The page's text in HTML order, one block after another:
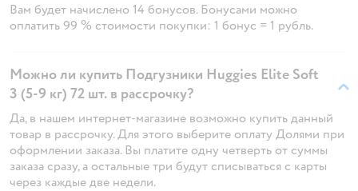
Вам будет начислено 14 бонусов. Бонусами можно
оплатить 99 % стоимости покупки: 1 бонус = 1 рубль.
Можно ли купить Подгузники Huggies Elite Soft
3 (5-9 кг) 72 шт. в рассрочку?
Да, в нашем интернет-магазине возможно купить данный
товар в рассрочку. Для этого выберите оплату Долями при
оформлении заказа. Вы платите одну четверть от суммы
заказа сразу, а остальные три будут списываться с карты
через каждые две недели.